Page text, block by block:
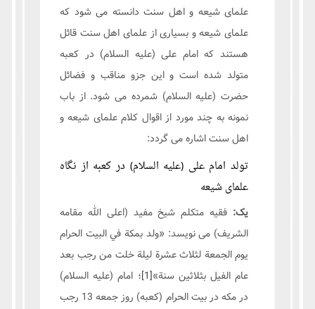
علمای شیعه و اهل سنت دانسته می شود که
علمای شیعه و بسیاری از علمای اهل سنت قائل
هستند که امام علی (علیه السلام) در کعبه
متولد شده است و این جزو مناقب و فضائل
حضرت (علیه السلام) شمرده می شود. از باب
نمونه به چند مورد از اقوال کلام علمای شیعه و
اهل سنت اشاره می گردد:
تولد امام علی (علیه السلام) در کعبه از نگاه
علمای شیعه
یک:فقیه متکلم شیخ مفید (اعلی الله مقامه
الشریف) می نویسد: «ولد بمكة في البيت الحرام
يوم الجمعة لثلاث عشرة ليلة خلت من رجب بعد
عام الفيل بثلاثين سنة»[1] ؛ امام (علیه السلام)
در مکه در بیت الحرام (کعبه) روز جمعه 13 رجب